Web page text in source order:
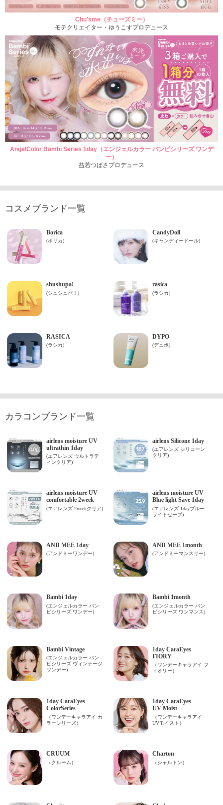
Chu'sme（チューズミー）
モテクリエイター・ゆうこすプロデュース
AngelColor Bambi Series 1day（エンジェルカラー バンビシリーズ ワンデ
ー）
益若つばさプロデュース
コスメブランド一覧
カラコンブランド一覧